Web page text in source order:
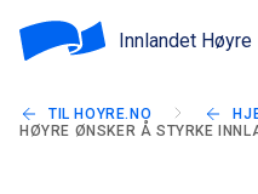
Innlandet Høyre
TIL HOYRE.NO
HØYRE ØNSKER Å STYRKE